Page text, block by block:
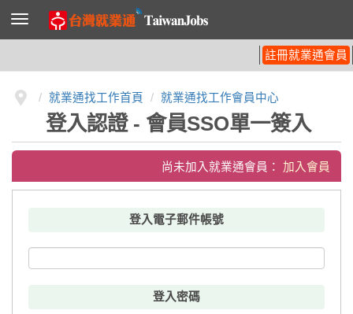
導
列
註冊就業通會員
就業通找工作首頁 就業通找工作會員中心
登入認證 - 會員SSO單一簽入
尚未加入就業通會員： 加入會員
登入電子郵件帳號
登入密碼